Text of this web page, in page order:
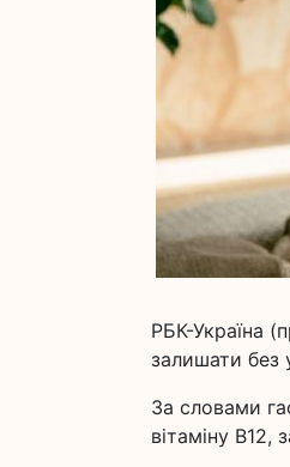
РБК-Україна
залишати без
За словами
вітаміну В12,